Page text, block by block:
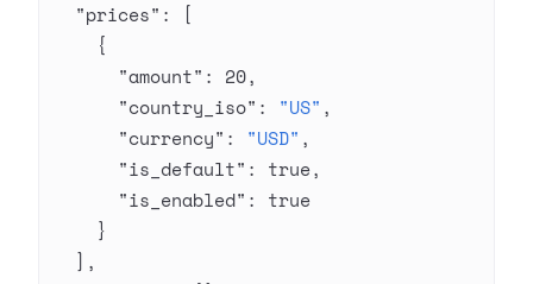
  "prices"
: [
    {
      "amount"
: 20,
      "country_iso"
: "US" ,
      "currency"
: "USD" ,
      "is_default"
: true,
      "is_enabled"
: true
    }
  ],